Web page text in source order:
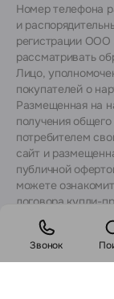
Номер телефона
и
регистрации ООО
рассматривать
Лицо,
покупателей о
Размещенная на
получения
потребителем
сайт и
публичной
можете
договора купли-
с консультантами.
Звонок